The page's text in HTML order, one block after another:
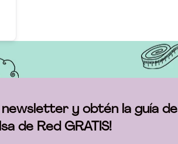
y obtén la guía de
de Red GRATIS!